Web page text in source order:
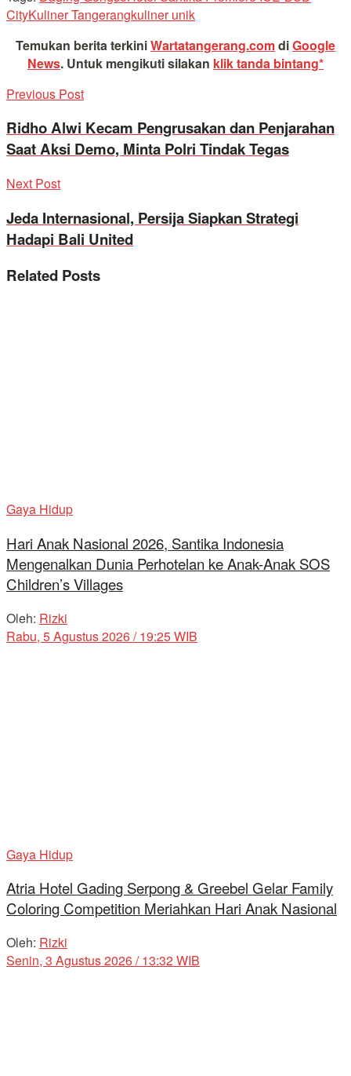
CityKuliner Tangerangkuliner unik
Temukan berita terkiniWartatangerang.comdiGoogle
News. Untuk mengikuti silakan klik tanda bintang*
Previous Post
Ridho Alwi Kecam Pengrusakan dan Penjarahan
Saat Aksi Demo, Minta Polri Tindak Tegas
Next Post
Jeda Internasional, Persija Siapkan Strategi
Hadapi Bali United
Related Posts
Gaya Hidup
Hari Anak Nasional 2026, Santika Indonesia
Mengenalkan Dunia Perhotelan ke Anak-Anak SOS
Children’s Villages
Oleh: Rizki
Rabu, 5 Agustus 2026 / 19:25 WIB
Gaya Hidup
Atria Hotel Gading Serpong & Greebel Gelar Family
Coloring Competition Meriahkan Hari Anak Nasional
Oleh: Rizki
Senin, 3 Agustus 2026 / 13:32 WIB